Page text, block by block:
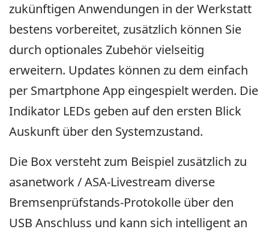
zukünftigen Anwendungen in der Werkstatt
bestens vorbereitet, zusätzlich können Sie
durch optionales Zubehör vielseitig
erweitern. Updates können zu dem einfach
per Smartphone App eingespielt werden. Die
Indikator LEDs geben auf den ersten Blick
Auskunft über den Systemzustand.
Die Box versteht zum Beispiel zusätzlich zu
asanetwork / ASA-Livestream diverse
Bremsenprüfstands-Protokolle über den
USB Anschluss und kann sich intelligent an